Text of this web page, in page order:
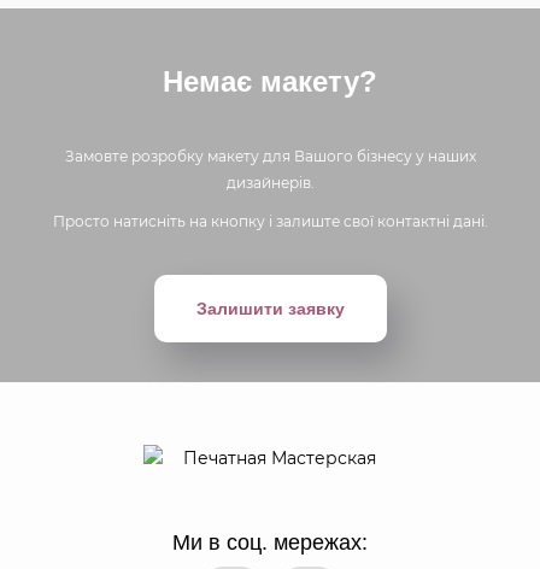
Немає макету?
Замовте розробку макету для Вашого бізнесу у наших
дизайнерів.
Просто натисніть на кнопку і залиште свої контактні дані.
Залишити заявку
Ми в соц. мережах: